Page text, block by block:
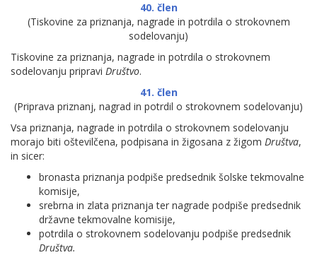
40. člen
(Tiskovine za priznanja, nagrade in potrdila o strokovnem
sodelovanju)
Tiskovine za priznanja, nagrade in potrdila o strokovnem
sodelovanju pripravi Društvo.
41. člen
(Priprava priznanj, nagrad in potrdil o strokovnem sodelovanju)
Vsa priznanja, nagrade in potrdila o strokovnem sodelovanju
morajo biti oštevilčena, podpisana in žigosana z žigom Društva,
in sicer:
bronasta priznanja podpiše predsednik šolske tekmovalne
komisije,
srebrna in zlata priznanja ter nagrade podpiše predsednik
državne tekmovalne komisije,
potrdila o strokovnem sodelovanju podpiše predsednik
Društva.